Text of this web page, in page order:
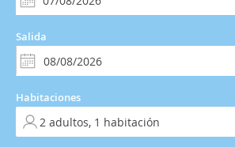
Salida
Habitaciones